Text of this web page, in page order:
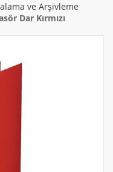
ve Arşivleme
Dar Kırmızı